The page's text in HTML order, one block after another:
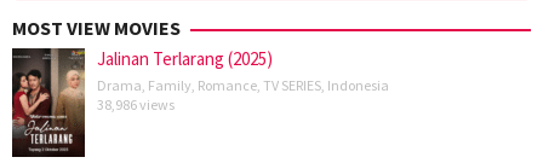
MOST VIEW MOVIES
Jalinan Terlarang (2025)
Drama, Family, Romance, TV SERIES, Indonesia
38,986 views